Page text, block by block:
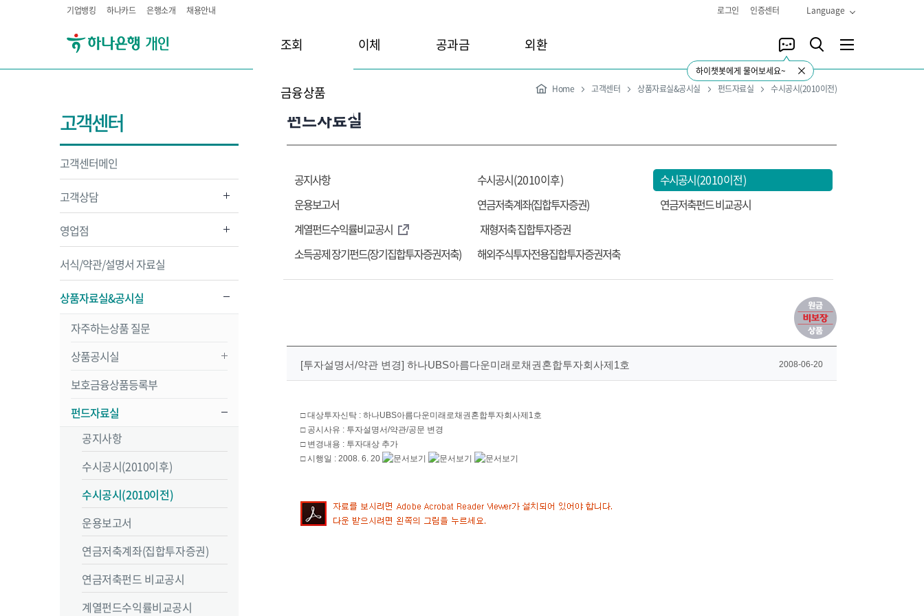
기업뱅킹 하나카드 은행소개 채용안내 로그인 인증센터 Language
조회 이체 공과금 외환
금융상품
하이챗봇에게 물어보세요~
고객센터
고객센터메인
고객상담
영업점
서식/약관/설명서 자료실
상품자료실&공시실
자주하는상품 질문
상품공시실
보호금융상품등록부
펀드자료실
공지사항
수시공시(2010이후)
수시공시(2010이전)
운용보고서
연금저축계좌(집합투자증권)
연금저축펀드 비교공시
계열펀드수익률비교공시
Home 고객센터 상품자료실&공시실 펀드자료실 수시공시(2010이전)
펀드자료실
공지사항 수시공시(2010이후) 수시공시(2010이전)
운용보고서
연금저축계좌(집합투자증권)
연금저축펀드 비교공시
계열펀드수익률비교공시
재형저축 집합투자증권
소득공제 장기펀드(장기집합투자증권저축)
해외주식투자전용집합투자증권저축
[투자설명서/약관 변경] 하나UBS아름다운미래로채권혼합투자회사제1호 2008-06-20
□ 대상투자신탁 : 하나UBS아름다운미래로채권혼합투자회사제1호
□ 공시사유 : 투자설명서/약관/공문 변경
□ 변경내용 : 투자대상 추가
□ 시행일 : 2008. 6. 20